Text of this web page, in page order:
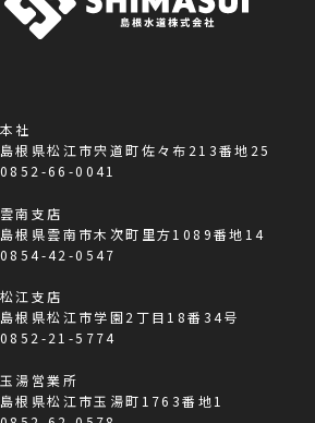
本社
島根県松江市宍道町佐々布213番地25
0852-66-0041
雲南支店
島根県雲南市木次町里方1089番地14
0854-42-0547
松江支店
島根県松江市学園2丁目18番34号
0852-21-5774
玉湯営業所
島根県松江市玉湯町1763番地1